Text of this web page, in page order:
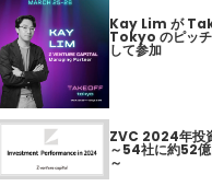
Kay Lim が
Tokyo のピッチ
して参加
ZVC 2024年投
～54社に約52
～